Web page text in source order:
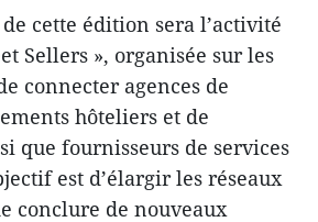
cette édition sera l’activité
Sellers », organisée sur les
connecter agences de
hôteliers et de
que fournisseurs de services
est d’élargir les réseaux
conclure de nouveaux